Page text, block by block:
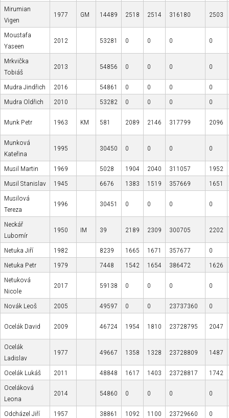
Mirumian
Vigen
1977 GM 14489 2518 2514 316180 2503
Moustafa
Yaseen
2012 53281 0 0 0 0
Mrkvička
Tobiáš
2013 54856 0 0 0 0
Mudra Jindřich 2016 54861 0 0 0
0
Mudra Oldřich
2010 53282 0 0 0 0
Munk Petr 1963 KM 581 2089 2146 317799 2096
Munková
Kateřina
1995 30450 0 0 0 0
Musil Martin 1969 5028 1904 2040 311057
1952
Musil Stanislav
1945 6676 1383 1519 357669
1651
Musilová
Tereza
1996 30451 0 0 0 0
Neckář
Lubomír
1950 IM 39 2189 2309 300705 2202
Netuka Jiří 1982 8239 1665 1671 357677
0
Netuka Petr
1979 7448 1542 1654 386472
1626
Netuková
Nicole
2017 59138 0 0 0 0
Novák Leoš 2005 49597 0 0 23737360 0
Ocelák David 2009 46724 1954 1810 23728795 2047
Ocelák
Ladislav
1977 49667 1358 1328 23728809 1487
Ocelák Lukáš 2011 48848 1617 1403 23728817
1742
Oceláková
Leona
2014 54860 0 0 0 0
Odcházel Jiří 1957 38861 1092 1100 23729660
0